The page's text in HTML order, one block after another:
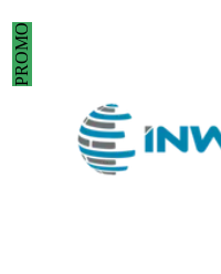
PROMO